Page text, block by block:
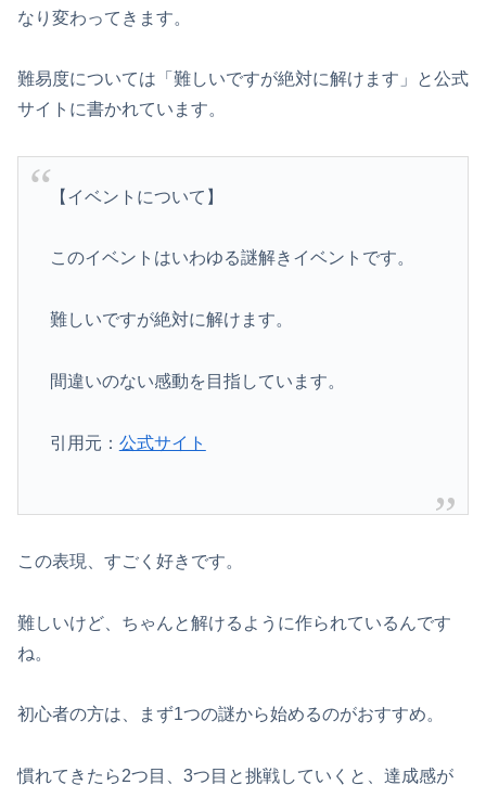
なり変わってきます。
難易度については「難しいですが絶対に解けます」と公式
サイトに書かれています。
【イベントについて】
このイベントはいわゆる謎解きイベントです。
難しいですが絶対に解けます。
間違いのない感動を目指しています。
引用元： 公式サイト
この表現、すごく好きです。
難しいけど、ちゃんと解けるように作られているんです
ね。
初心者の方は、まず1つの謎から始めるのがおすすめ。
慣れてきたら2つ目、3つ目と挑戦していくと、達成感が